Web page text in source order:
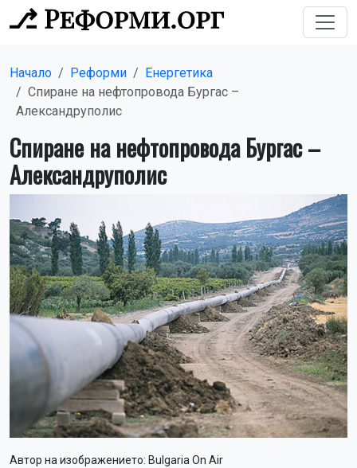
Начало Реформи
Енергетика
Спиране на нефтопровода Бургас –
Александруполис
Спиране на нефтопровода Бургас –
Александруполис
Автор на изображението: Bulgaria On Air